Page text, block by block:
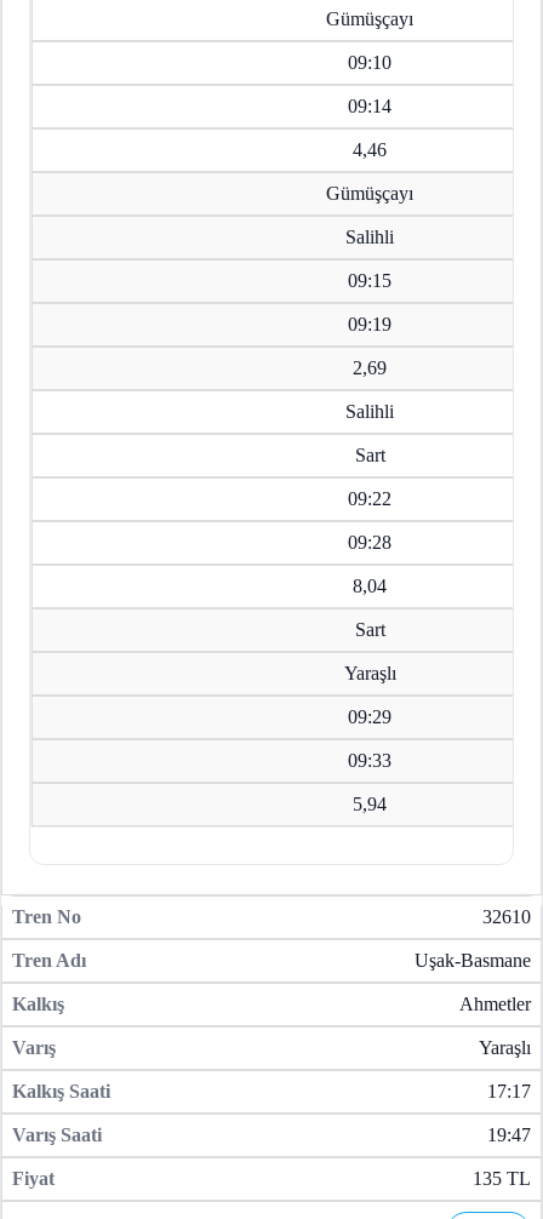
Gümüşçayı
09:10
09:14
4,46
Gümüşçayı
Salihli
09:15
09:19
2,69
Salihli
Sart
09:22
09:28
8,04
Sart
Yaraşlı
09:29
09:33
5,94
32610
Uşak-Basmane
Ahmetler
Yaraşlı
17:17
19:47
135 TL